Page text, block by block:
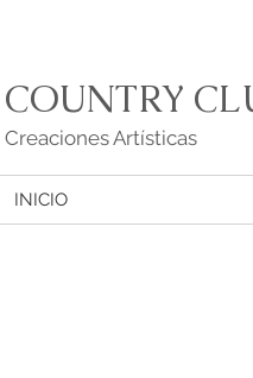
COUNTRY
Creaciones Artísticas
INICIO